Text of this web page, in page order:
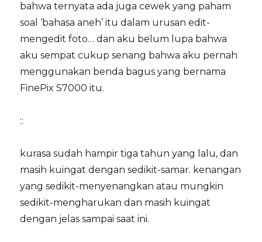
bahwa ternyata ada juga cewek yang paham
soal ‘bahasa aneh’ itu dalam urusan edit-
mengedit foto… dan aku belum lupa bahwa
aku sempat cukup senang bahwa aku pernah
menggunakan benda bagus yang bernama
FinePix S7000 itu.
::
kurasa sudah hampir tiga tahun yang lalu, dan
masih kuingat dengan sedikit-samar. kenangan
yang sedikit-menyenangkan atau mungkin
sedikit-mengharukan dan masih kuingat
dengan jelas sampai saat ini.